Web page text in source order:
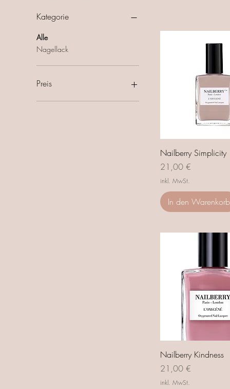
Kategorie
Alle
Nagellack
Preis
Nailberry Simplicity
Preis
21,00 €
inkl. MwSt.
In den Warenkorb
Nailberry Kindness
Preis
21,00 €
inkl. MwSt.